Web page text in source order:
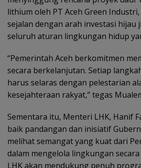
lithium oleh PT Aceh Green
sejalan dengan arah investasi hijau
seluruh aturan lingkungan hidup
“Pemerintah Aceh berkomitmen
secara berkelanjutan. Setiap
harus selaras dengan pelestarian
kesejahteraan rakyat,” tegas
Sementara itu, Menteri LHK, Hanif
baik pandangan dan inisiatif
melihat semangat yang kuat dari
dalam mengelola lingkungan
LHK akan mendukung penuh